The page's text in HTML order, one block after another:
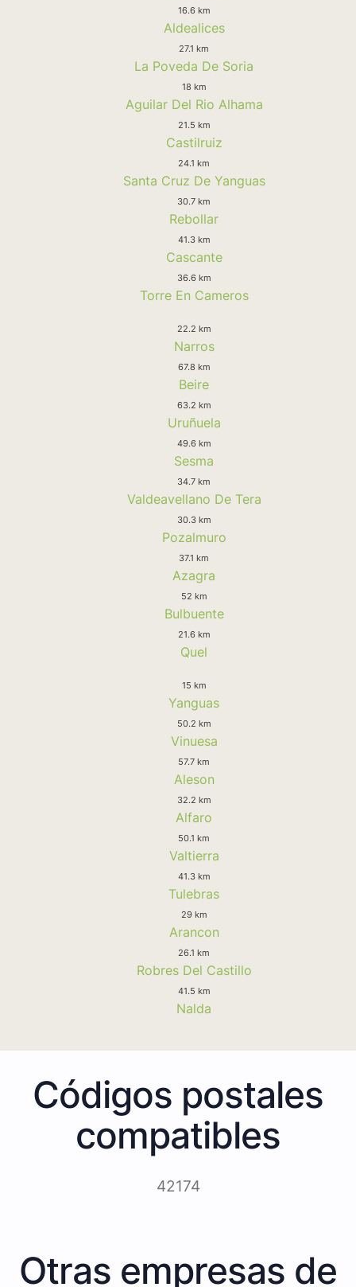
16.6 km
Aldealices
27.1 km
La Poveda De Soria
18 km
Aguilar Del Rio Alhama
21.5 km
Castilruiz
24.1 km
Santa Cruz De Yanguas
30.7 km
Rebollar
41.3 km
Cascante
36.6 km
Torre En Cameros
22.2 km
Narros
67.8 km
Beire
63.2 km
Uruñuela
49.6 km
Sesma
34.7 km
Valdeavellano De Tera
30.3 km
Pozalmuro
37.1 km
Azagra
52 km
Bulbuente
21.6 km
Quel
15 km
Yanguas
50.2 km
Vinuesa
57.7 km
Aleson
32.2 km
Alfaro
50.1 km
Valtierra
41.3 km
Tulebras
29 km
Arancon
26.1 km
Robres Del Castillo
41.5 km
Nalda
Códigos postales
compatibles
42174
Otras empresas de